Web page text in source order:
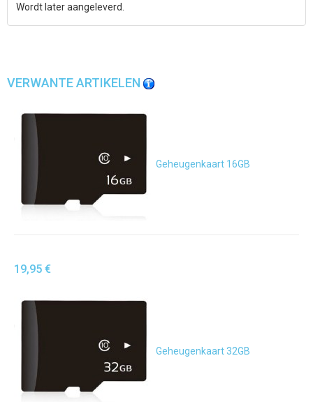
Wordt later aangeleverd.
VERWANTE ARTIKELEN
Geheugenkaart 16GB
19,95 €
Geheugenkaart 32GB